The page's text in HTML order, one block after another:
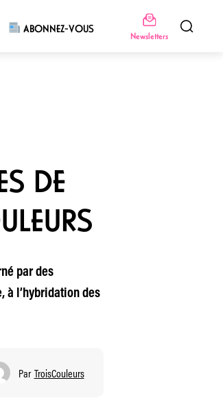
ABONNEZ-VOUS
Newsletters
DE
par des
à l’hybridation des
Par TroisCouleurs